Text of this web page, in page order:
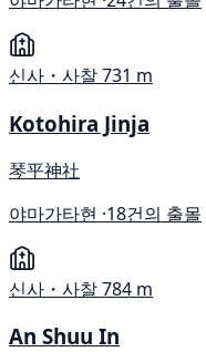
신사・사찰731 m
Kotohira Jinja
琴平神社
야마가타현 ·18건의 출몰
신사・사찰784 m
An Shuu In